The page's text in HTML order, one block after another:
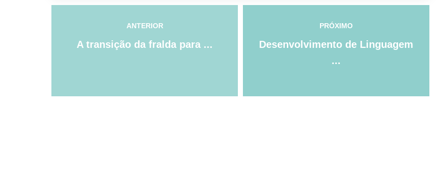
ANTERIOR
A transição da fralda para ...
PRÓXIMO
Desenvolvimento de Linguagem
...